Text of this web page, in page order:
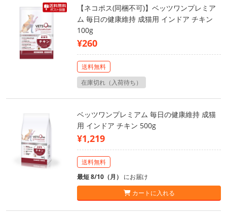
【ネコポス(同梱不可)】ベッツワンプレミア
ム 毎日の健康維持 成猫用 インドア チキン
100g
¥260
送料無料
在庫切れ（入荷待ち）
ベッツワンプレミアム 毎日の健康維持 成猫
用 インドア チキン 500g
¥1,219
送料無料
最短 8/10（月） にお届け
カートに入れる